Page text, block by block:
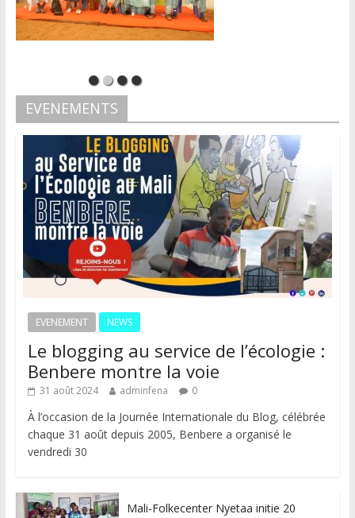
EVENEMENTS
EVENEMENT NEWS
Le blogging au service de l’écologie :
Benbere montre la voie
31 août 2024 adminfena 0
À l’occasion de la Journée Internationale du Blog, célébrée
chaque 31 août depuis 2005, Benbere a organisé le
vendredi 30
Mali-Folkecenter Nyetaa initie 20